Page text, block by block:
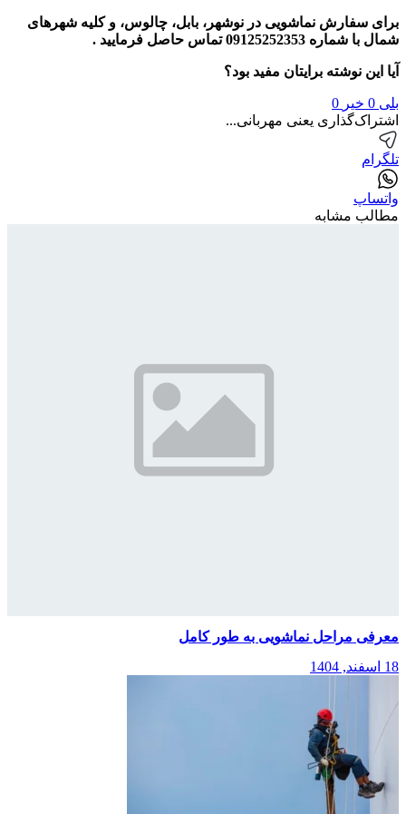
برای سفارش نماشویی در نوشهر، بابل، چالوس، و کلیه شهرهای
شمال با شماره 09125252353 تماس حاصل فرمایید .
آیا این نوشته برایتان مفید بود؟
بلی 0 خیر 0
اشتراک‌گذاری یعنی مهربانی...
تلگرام
واتساپ
مطالب مشابه
معرفی مراحل نماشویی به طور کامل
18 اسفند, 1404